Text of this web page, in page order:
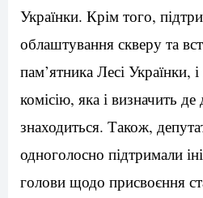
Українки. Крім того,
облаштування скверу та
пам’ятника Лесі Українки,
комісію, яка і визначить
знаходиться. Також,
одноголосно підтримали
голови щодо присвоєння